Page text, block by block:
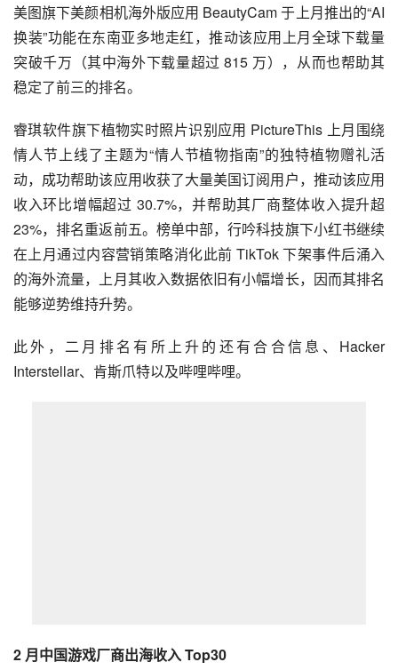
美图旗下美颜相机海外版应用 BeautyCam 于上月推出的“AI
换装”功能在东南亚多地走红，推动该应用上月全球下载量
突破千万（其中海外下载量超过 815 万），从而也帮助其
稳定了前三的排名。
睿琪软件旗下植物实时照片识别应用 PictureThis 上月围绕
情人节上线了主题为“情人节植物指南”的独特植物赠礼活
动，成功帮助该应用收获了大量美国订阅用户，推动该应用
收入环比增幅超过 30.7%，并帮助其厂商整体收入提升超
23%，排名重返前五。榜单中部，行吟科技旗下小红书继续
在上月通过内容营销策略消化此前 TikTok 下架事件后涌入
的海外流量，上月其收入数据依旧有小幅增长，因而其排名
能够逆势维持升势。
此外，二月排名有所上升的还有合合信息、Hacker
Interstellar、肯斯爪特以及哔哩哔哩。